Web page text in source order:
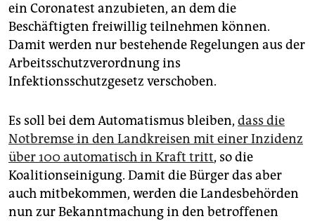
ein Coronatest anzubieten, an dem die
Beschäftigten freiwillig teilnehmen können.
Damit werden nur bestehende Regelungen aus der
Arbeitsschutzverordnung ins
Infektionsschutzgesetz verschoben.
Es soll bei dem Automatismus bleiben, dass die
Notbremse in den Landkreisen mit einer Inzidenz
über 100 automatisch in Kraft tritt, so die
Koalitionseinigung. Damit die Bürger das aber
auch mitbekommen, werden die Landesbehörden
nun zur Bekanntmachung in den betroffenen